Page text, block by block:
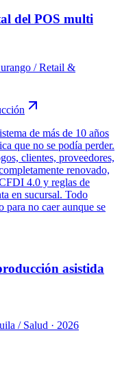
del POS multi
/Retail &
de más de 10 años
que no se podía perder.
clientes, proveedores,
renovado,
4.0 y reglas de
en sucursal. Todo
para no caer aunque se
asistida
/ Salud · 2026